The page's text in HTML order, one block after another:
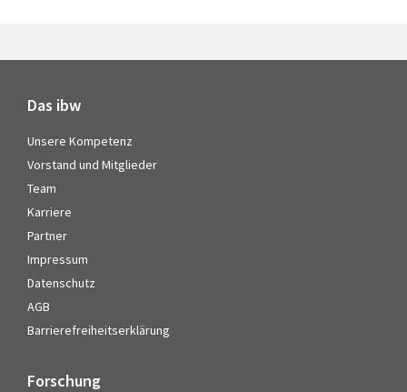
Das ibw
Unsere Kompetenz
Vorstand und Mitglieder
Team
Karriere
Partner
Impressum
Datenschutz
AGB
Barrierefreiheitserklärung
Forschung